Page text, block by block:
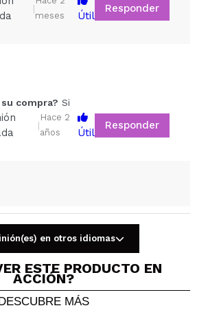
ser el primero. Imagínatelo...
su compra? Si No
5/5
|
meses
Útil
Responder
compra? Si
|
Hace 2
años
Útil
Responder
su compra?Si
Hace 2
años
Útil
en otros idiomas
ESTE PRODUCTO EN
ACCIÓN?
MÁS